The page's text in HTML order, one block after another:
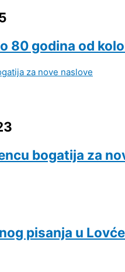
80 godina od
bogatija za
pisanja u